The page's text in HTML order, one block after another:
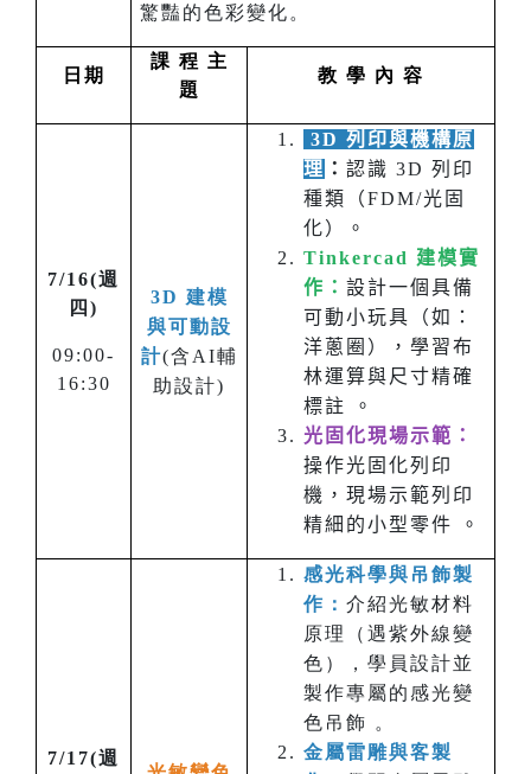
驚豔的色彩變化。
日期
課 程 主
題
教 學 內 容
7/16(週
四)
09:00-
16:30
3D 建模
與可動設
計(含AI輔
助設計)
3D 列印與機構原
理 ： 認識 3D 列印
種類（FDM/光固
化）。
Tinkercad 建模實
作： 設計一個具備
可動小玩具（如：
洋蔥圈），學習布
林運算與尺寸精確
標註 。
光固化現場示範：
操作光固化列印
機，現場示範列印
精細的小型零件 。
7/17(週
感光科學與吊飾製
作： 介紹光敏材料
原理（遇紫外線變
色），學員設計並
製作專屬的感光變
色吊飾 。
金屬雷雕與客製